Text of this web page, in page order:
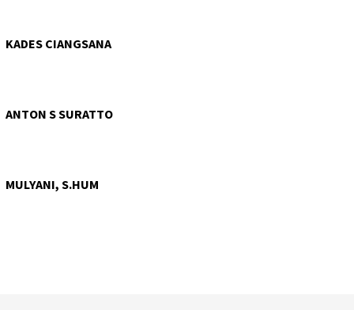
KADES CIANGSANA
ANTON S SURATTO
MULYANI, S.HUM